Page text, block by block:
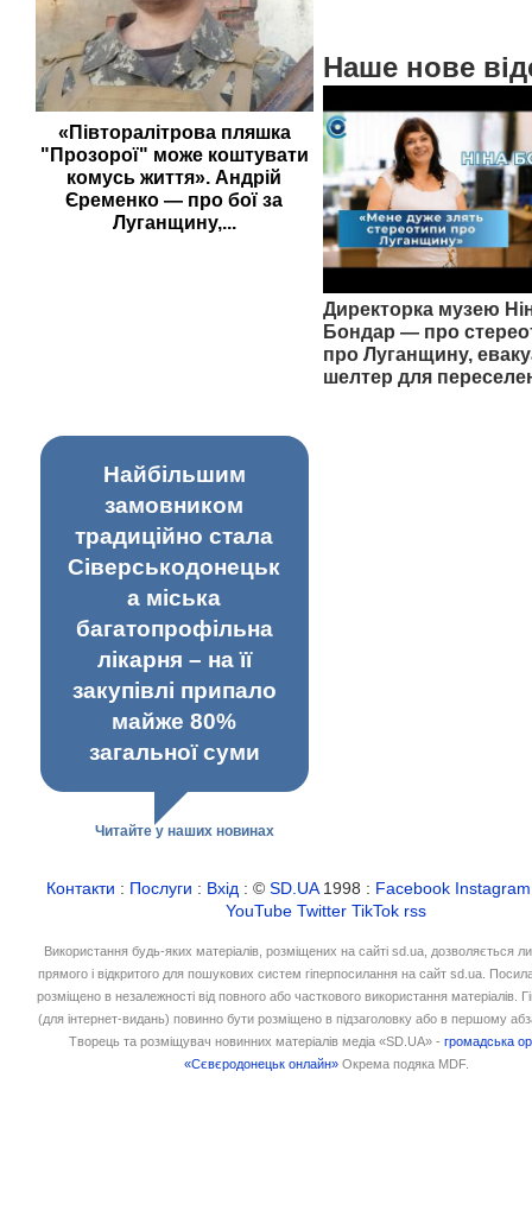
«Півторалітрова пляшка
"Прозорої" може коштувати
комусь життя». Андрій
Єременко — про бої за
Луганщину,...
Наше нове
Директорка музею
Бондар — про
про Луганщину,
шелтер для
Найбільшим
замовником
традиційно стала
Сіверськодонецьк
а міська
багатопрофільна
лікарня – на її
закупівлі припало
майже 80%
загальної суми
Читайте у наших новинах
Контакти : Послуги : Вхід : ©SD.UA1998 : Facebook Instagram
YouTube Twitter TikTok rss
Використання будь-яких матеріалів, розміщених на сайті sd.ua, дозволяється
прямого і відкритого для пошукових систем гіперпосилання на сайт sd.ua.
розміщено в незалежності від повного або часткового використання матеріалів.
(для інтернет-видань) повинно бути розміщено в підзаголовку або в першому
Творець та розміщувач новинних матеріалів медіа «SD.UA» -громадська
«Сєвєродонецьк онлайн» Окрема подяка MDF.